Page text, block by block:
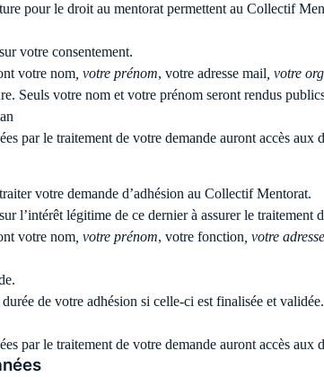
pour le droit au mentorat permettent au Collectif
votre consentement.
votre nom , votre prénom, votre adresse mail , votre
Seuls votre nom et votre prénom seront rendus
par le traitement de votre demande auront accès aux
votre demande d’adhésion au Collectif Mentorat.
l’intérêt légitime de ce dernier à assurer le traitement
votre nom , votre prénom, votre fonction , votre
de votre adhésion si celle-ci est finalisée et
par le traitement de votre demande auront accès aux